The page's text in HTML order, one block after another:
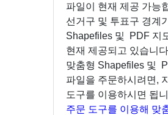
파일이 현재 제공 가능
선거구 및 투표구 경계
Shapefiles 및 PDF 지
현재 제공되고 있습니
맞춤형 Shapefiles 및
파일을 주문하시려면,
도구를 이용하시면 됩
주문 도구를 이용해 맞